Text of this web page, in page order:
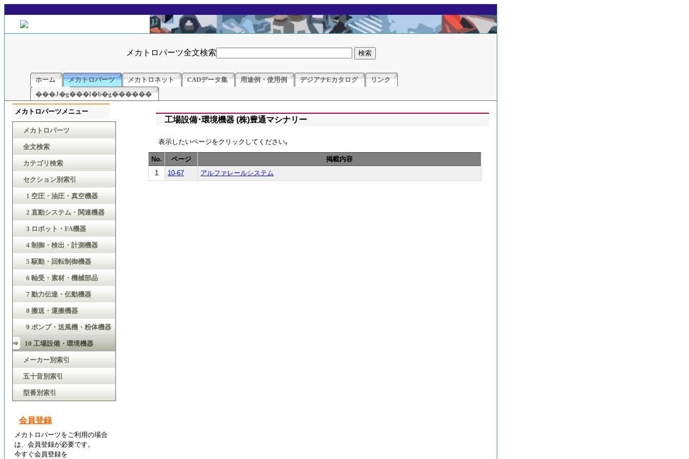
メカトロパーツ全文検索
ホーム メカトロパーツ メカトロネット CADデータ集 用途例・使用例 デジアナEカタログ
リンク
���J�g���l�b�g������
工場設備･環境機器 (株)豊通マシナリー
表示したいページをクリックしてください｡
No. ページ
掲載内容
1
10-67 アルファレールシステム
メカトロパーツメニュー
メカトロパーツ
全文検索
カテゴリ検索
セクション別索引
1 空圧・油圧・真空機器
2 直動システム・関連機器
3 ロボット・FA機器
4 制御・検出・計測機器
5 駆動・回転制御機器
6 軸受・素材・機械部品
7 動力伝達・伝動機器
8 搬送・運搬機器
9 ポンプ・送風機・粉体機器
10 工場設備・環境機器
メーカー別索引
五十音別索引
型番別索引
会員登録
メカトロパーツをご利用の場合
は、会員登録が必要です。
今すぐ会員登録を